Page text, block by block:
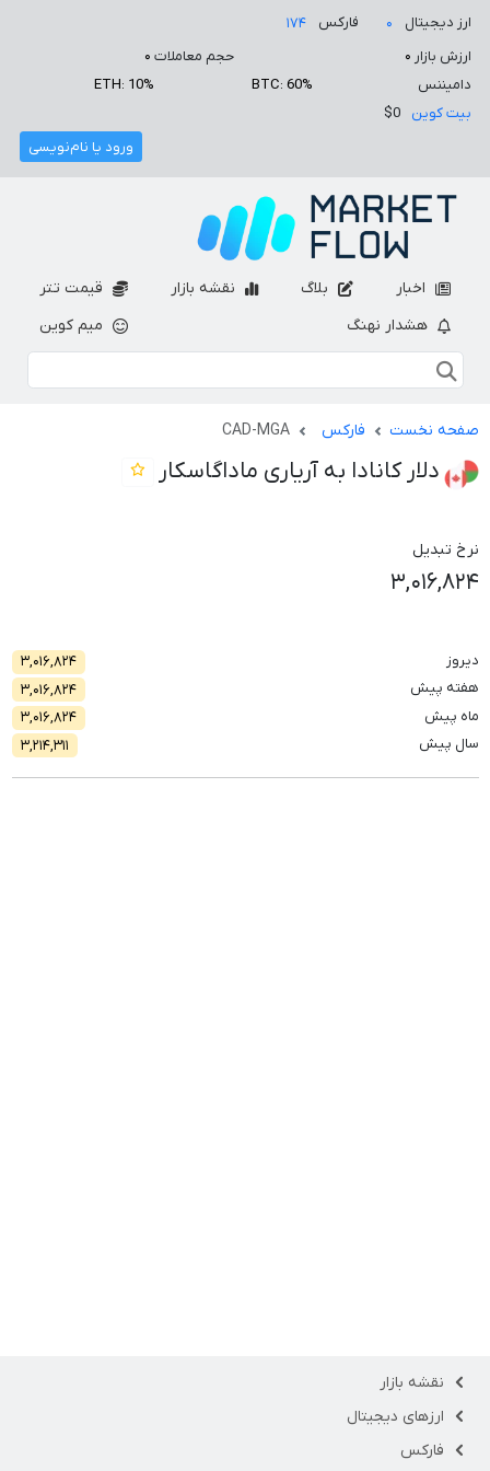
ارز دیجیتال ۰ فارکس
۱۷۴
ارزش بازار ۰ حجم معاملات ۰
دامیننس
BTC: 60%
ETH: 10%
بیت کوین
$0
ورود یا نام‌نویسی
اخبار بلاگ نقشه بازار
قیمت تتر
هشدار نهنگ
میم کوین
صفحه نخست فارکس CAD-MGA
دلار کانادا به آریاری ماداگاسکار
نرخ تبدیل
۳,۰۱۶,۸۲۴
دیروز
۳,۰۱۶,۸۲۴
هفته پیش
۳,۰۱۶,۸۲۴
ماه پیش
۳,۰۱۶,۸۲۴
سال پیش
۳,۲۱۴,۳۱۱
نقشه بازار
ارزهای دیجیتال
فارکس